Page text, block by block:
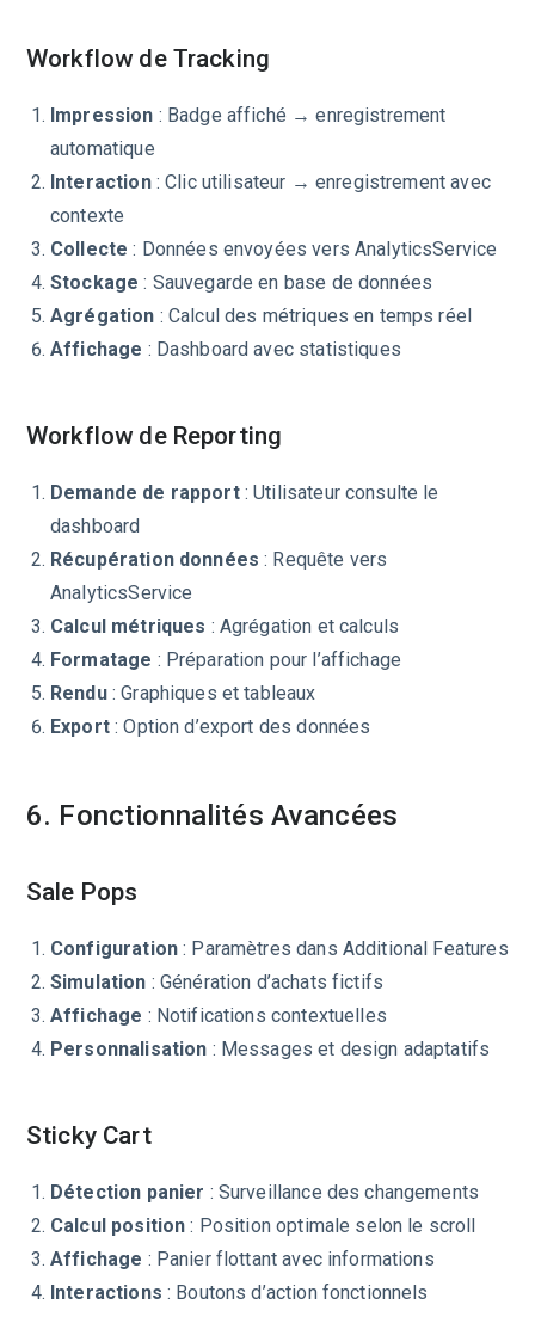
Workflow de Tracking
Impression : Badge affiché → enregistrement
automatique
Interaction: Clic utilisateur → enregistrement avec
contexte
Collecte : Données envoyées vers AnalyticsService
Stockage : Sauvegarde en base de données
Agrégation : Calcul des métriques en temps réel
Affichage : Dashboard avec statistiques
Workflow de Reporting
Demande de rapport: Utilisateur consulte le
dashboard
Récupération données : Requête vers
AnalyticsService
Calcul métriques : Agrégation et calculs
Formatage : Préparation pour l’affichage
Rendu: Graphiques et tableaux
Export: Option d’export des données
6. Fonctionnalités Avancées
Sale Pops
Configuration: Paramètres dans Additional Features
Simulation : Génération d’achats fictifs
Affichage : Notifications contextuelles
Personnalisation : Messages et design adaptatifs
Sticky Cart
Détection panier : Surveillance des changements
Calcul position : Position optimale selon le scroll
Affichage : Panier flottant avec informations
Interactions : Boutons d’action fonctionnels